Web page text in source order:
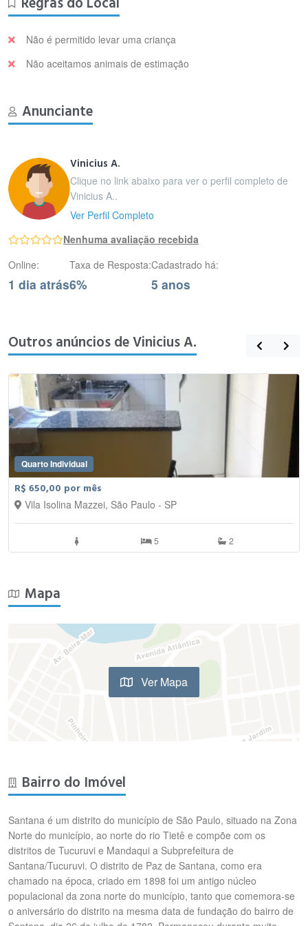
Não é permitido levar uma criança
Não aceitamos animais de estimação
Anunciante
Vinicius A.
Clique no link abaixo para ver o perfil completo de
Vinicius A..
Ver Perfil Completo
Nenhuma avaliação recebida
Online:
1 dia atrás
Taxa de Resposta:
6%
Cadastrado há:
5 anos
Outros anúncios de Vinicius A.
Quarto Individual
R$ 650,00 por mês
Vila Isolina Mazzei, São Paulo - SP
5 2
Mapa
Ver Mapa
Bairro do Imóvel
Santana é um distrito do município de São Paulo, situado na Zona
Norte do município, ao norte do rio Tietê e compõe com os
distritos de Tucuruvi e Mandaqui a Subprefeitura de
Santana/Tucuruvi. O distrito de Paz de Santana, como era
chamado na época, criado em 1898 foi um antigo núcleo
populacional da zona norte do município, tanto que comemora-se
o aniversário do distrito na mesma data de fundação do bairro de